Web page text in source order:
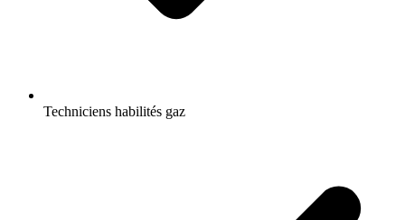
Techniciens habilités gaz